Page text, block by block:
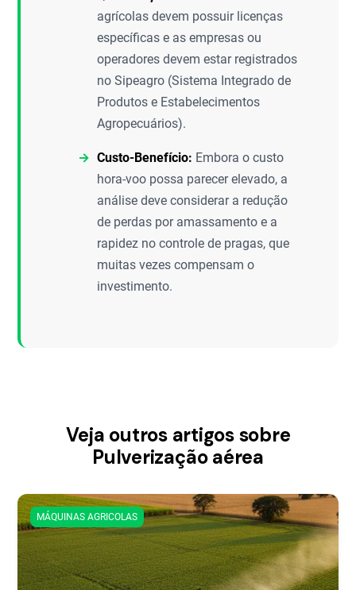
agrícolas devem possuir licenças
específicas e as empresas ou
operadores devem estar registrados
no Sipeagro (Sistema Integrado de
Produtos e Estabelecimentos
Agropecuários).
Custo-Benefício: Embora o custo
hora-voo possa parecer elevado, a
análise deve considerar a redução
de perdas por amassamento e a
rapidez no controle de pragas, que
muitas vezes compensam o
investimento.
Veja outros artigos sobre
Pulverização aérea
MÁQUINAS AGRICOLAS